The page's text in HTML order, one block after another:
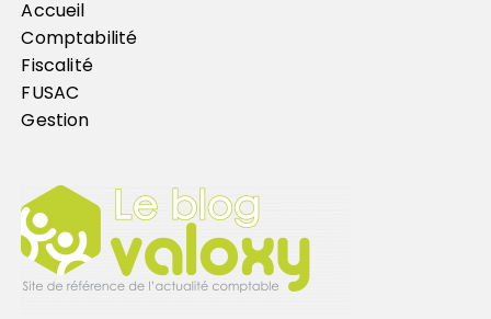
Accueil
Comptabilité
Fiscalité
FUSAC
Gestion